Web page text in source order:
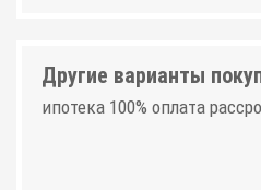
Другие варианты
ипотека 100% оплата